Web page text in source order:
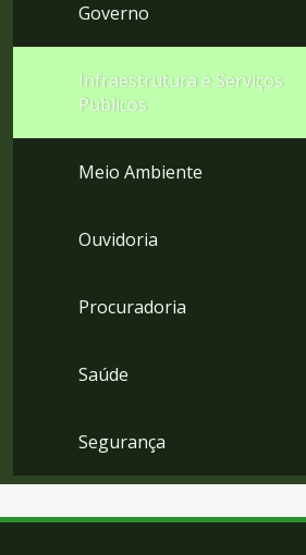
Governo
Infraestrutura e Serviços
Públicos
Meio Ambiente
Ouvidoria
Procuradoria
Saúde
Segurança